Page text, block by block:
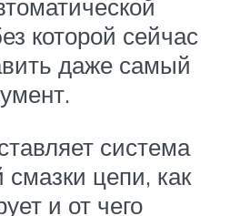
которой сейчас
даже самый
система
смазки цепи, как
и от чего